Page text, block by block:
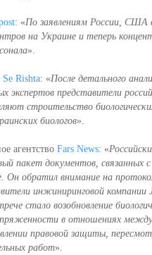
: «По заявлениям России, США
на Украине и теперь
».
Se Rishta: «После детального
экспертов представители
строительство
биологов».
агентство Fars News: «
пакет документов, связанных
Он обратил внимание на
инжиниринговой
стало возобновление
в отношениях
правовой защиты,
работ».